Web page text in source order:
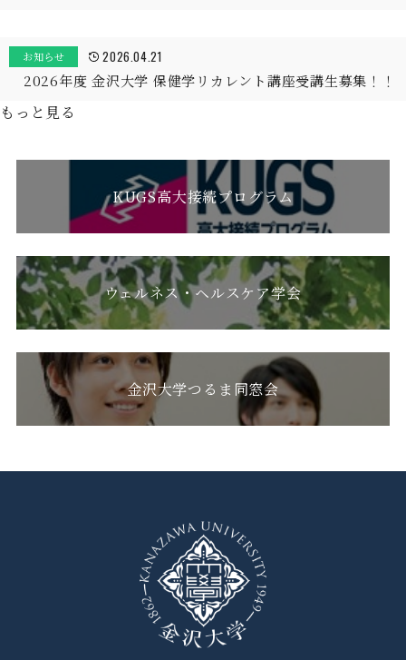
お知らせ 2026.04.21
2026年度 金沢大学 保健学リカレント講座受講生募集！！
もっと見る
KUGS高大接続プログラム
ウェルネス・ヘルスケア学会
金沢大学つるま同窓会